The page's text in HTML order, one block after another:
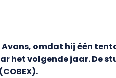
omdat hij één
het volgende jaar. De